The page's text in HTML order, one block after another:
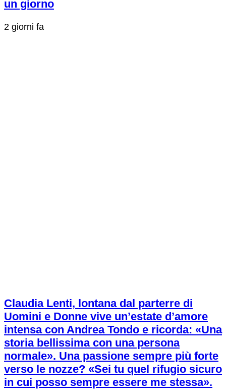
un giorno
2 giorni fa
Claudia Lenti, lontana dal parterre di
Uomini e Donne vive un’estate d’amore
intensa con Andrea Tondo e ricorda: «Una
storia bellissima con una persona
normale». Una passione sempre più forte
verso le nozze? «Sei tu quel rifugio sicuro
in cui posso sempre essere me stessa».